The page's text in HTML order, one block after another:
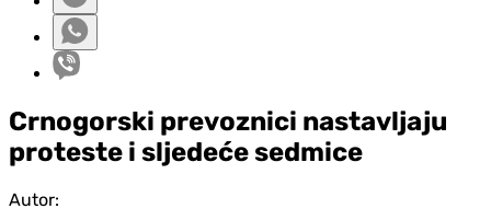
Crnogorski prevoznici nastavljaju
proteste i sljedeće sedmice
Autor: